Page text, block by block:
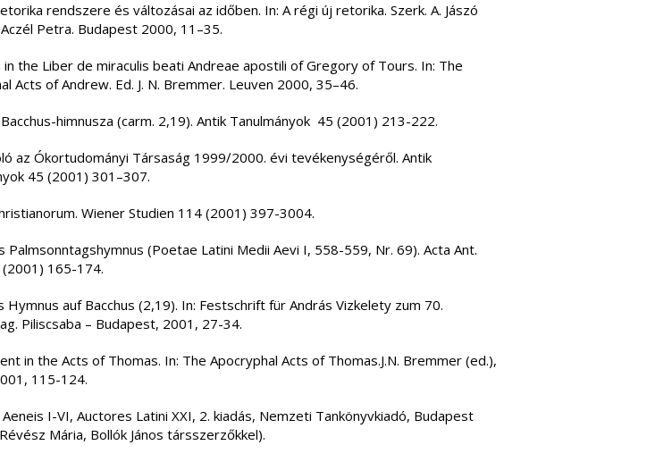
rendszere és változásai az időben. In: A régi új retorika. Szerk. A. Jászó
Aczél Petra. Budapest 2000, 11–35.
in the Liber de miraculis beati Andreae apostili of Gregory of Tours. In: The
Acts of Andrew. Ed. J. N. Bremmer. Leuven 2000, 35–46.
himnusza (carm. 2,19). Antik Tanulmányok 45 (2001) 213-222.
az Ókortudományi Társaság 1999∕2000. évi tevékenységéről. Antik
45 (2001) 301–307.
Wiener Studien 114 (2001) 397-3004.
Palmsonntagshymnus (Poetae Latini Medii Aevi I, 558-559, Nr. 69). Acta Ant.
(2001) 165-174.
Hymnus auf Bacchus (2,19). In: Festschrift für András Vizkelety zum 70.
Piliscsaba – Budapest, 2001, 27-34.
in the Acts of Thomas. In: The Apocryphal Acts of Thomas.J.N. Bremmer (ed.),
115-124.
I-VI, Auctores Latini XXI, 2. kiadás, Nemzeti Tankönyvkiadó, Budapest
Mária, Bollók János társszerzőkkel).